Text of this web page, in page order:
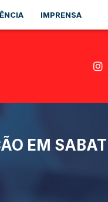
IMPRENSA
EM